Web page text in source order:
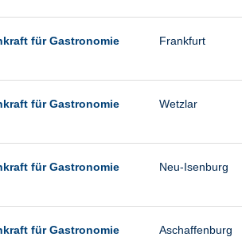
für Gastronomie
Frankfurt
für Gastronomie
Wetzlar
für Gastronomie
Neu-Isenburg
für Gastronomie
Aschaffenburg